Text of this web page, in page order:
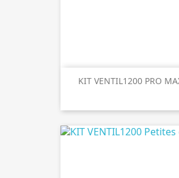
KIT VENTIL1200 PRO